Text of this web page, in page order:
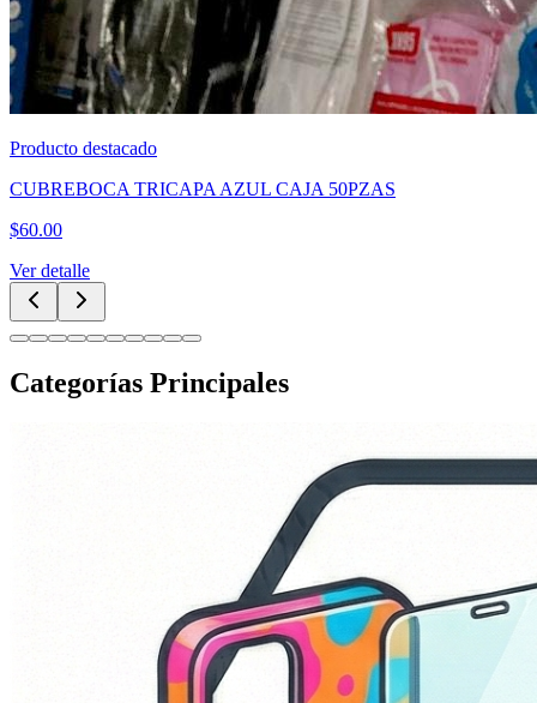
Producto destacado
CUBREBOCA TRICAPA AZUL CAJA 50PZAS
$60.00
Ver detalle
Categorías Principales